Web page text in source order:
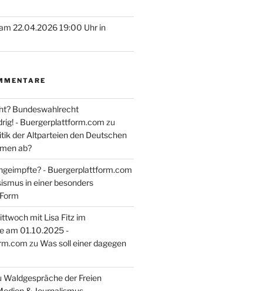
22.04.2026 19:00 Uhr in
Bundeswahlrecht
- Buergerplattform.com zu
der Altparteien den Deutschen
ab?
- Buergerplattform.com
in einer besonders
mit Lisa Fitz im
am 01.10.2025 -
zu Was soll einer dagegen
Waldgespräche der Freien